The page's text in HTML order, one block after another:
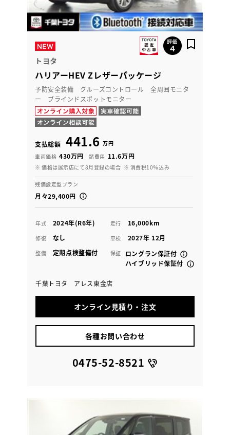
トヨタ
ハリアーHEV Zレザーパッケージ
予防安全装備 クルーズコントロール 全周囲モニタ
ー ブラインドスポットモニター
支払総額 441.6 万円
車両価格 430万円 諸費用 11.6万円
※ 価格は展示店にて8月登録の場合 ※ 消費税10％込み
残価設定型プラン
月々29,400円
年式 2024年(R6年) 走行 16,000km
修復 なし 車検 2027年 12月
整備 定期点検整備付 保証
ロングラン保証付
ハイブリッド保証付
千葉トヨタ アレス東金店
オンライン見積り・注文
各種お問い合わせ
0475-52-8521